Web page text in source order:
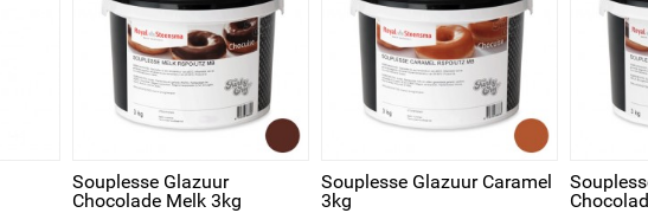
Souplesse Glazuur
Chocolade Melk 3kg
Snel bekijken
Souplesse Glazuur Caramel
3kg
Snel bekijken